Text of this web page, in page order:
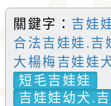
關鍵字： 吉娃
合法吉娃娃.吉
大楊梅吉娃娃
短毛吉娃娃
吉娃娃幼犬.